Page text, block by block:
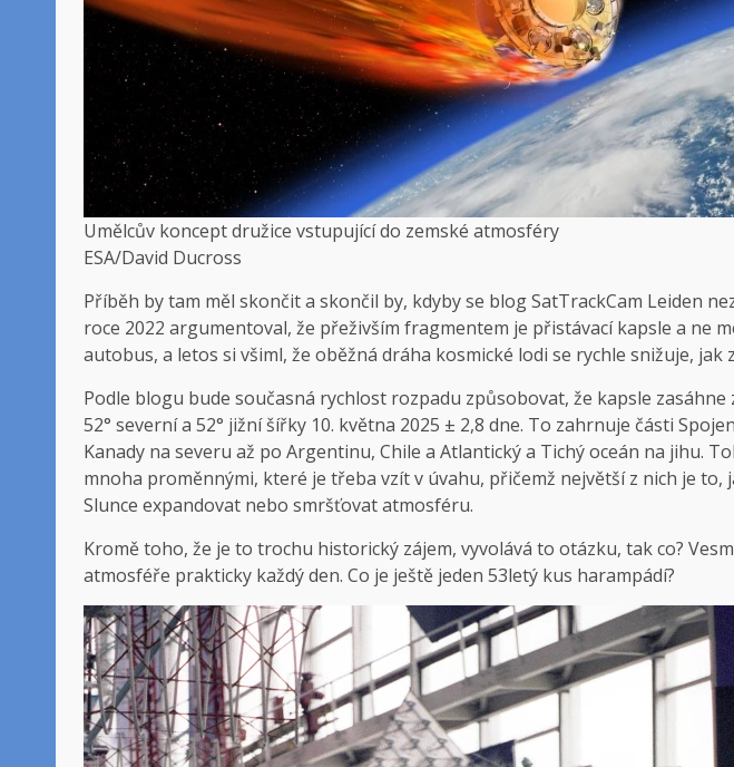
Umělcův koncept družice vstupující do zemské atmosféry
ESA/David Ducross
Příběh by tam měl skončit a skončil by, kdyby se blog SatTrackCam Leiden
roce 2022 argumentoval, že přeživším fragmentem je přistávací kapsle a ne
autobus, a letos si všiml, že oběžná dráha kosmické lodi se rychle snižuje, jak
Podle blogu bude současná rychlost rozpadu způsobovat, že kapsle
52° severní a 52° jižní šířky 10. května 2025 ± 2,8 dne. To zahrnuje části
Kanady na severu až po Argentinu, Chile a Atlantický a Tichý oceán na jihu.
mnoha proměnnými, které je třeba vzít v úvahu, přičemž největší z nich je to,
Slunce expandovat nebo smršťovat atmosféru.
Kromě toho, že je to trochu historický zájem, vyvolává to otázku, tak co?
atmosféře prakticky každý den. Co je ještě jeden 53letý kus harampádí?